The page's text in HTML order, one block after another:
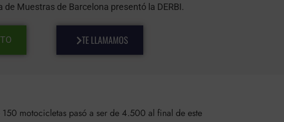
Muestras de Barcelona presentó la DERBI.
TE LLAMAMOS
motocicletas pasó a ser de 4.500 al final de este